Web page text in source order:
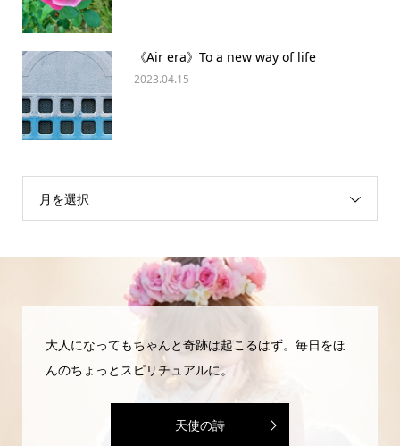
《Air era》To a new way of life
2023.04.15
月を選択
大人になってもちゃんと奇跡は起こるはず。毎日をほ
んのちょっとスピリチュアルに。
天使の詩